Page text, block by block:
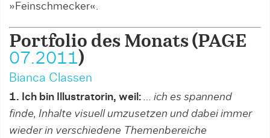
»Feinschmecker«.
Portfolio des Monats (PAGE
07.2011)
Bianca Classen
1. Ich bin Illustratorin, weil: … ich es spannend
finde, Inhalte visuell umzusetzen und dabei immer
wieder in verschiedene Themenbereiche